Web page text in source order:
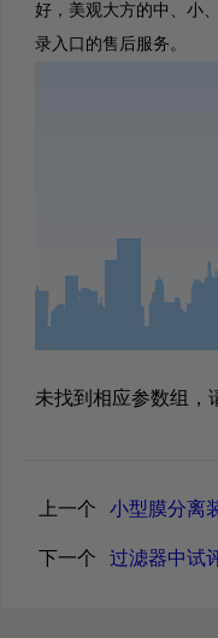
好，美观大方的中、小
录入口的售后服务。
未找到相应参数组，
上一个 小型膜分离
下一个 过滤器中试